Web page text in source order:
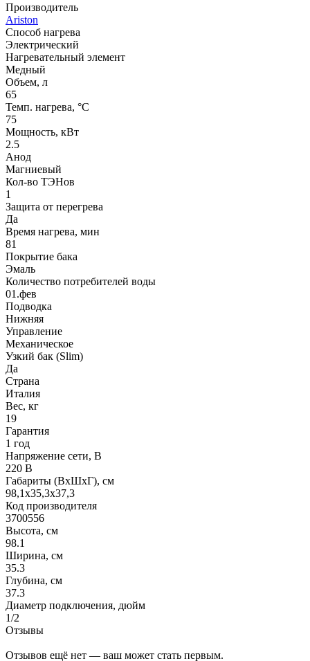
Производитель
Ariston
Способ нагрева
Электрический
Нагревательный элемент
Медный
Объем, л
65
Темп. нагрева, °С
75
Мощность, кВт
2.5
Анод
Магниевый
Кол-во ТЭНов
1
Защита от перегрева
Да
Время нагрева, мин
81
Покрытие бака
Эмаль
Количество потребителей воды
01.фев
Подводка
Нижняя
Управление
Механическое
Узкий бак (Slim)
Да
Страна
Италия
Вес, кг
19
Гарантия
1 год
Напряжение сети, В
220 В
Габариты (ВхШхГ), см
98,1х35,3х37,3
Код производителя
3700556
Высота, см
98.1
Ширина, см
35.3
Глубина, см
37.3
Диаметр подключения, дюйм
1/2
Отзывы
Отзывов ещё нет — ваш может стать первым.